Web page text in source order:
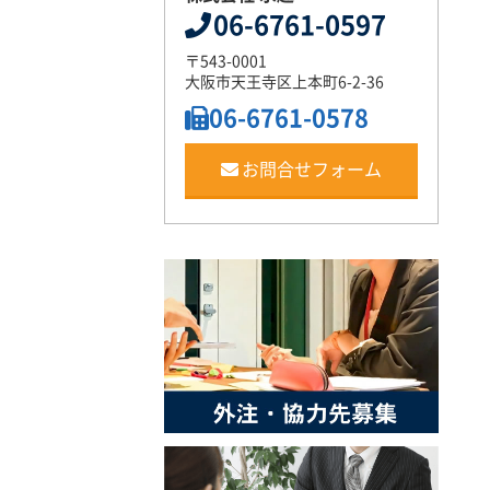
06-6761-0597
〒543-0001
大阪市天王寺区上本町6-2-36
06-6761-0578
お問合せフォーム